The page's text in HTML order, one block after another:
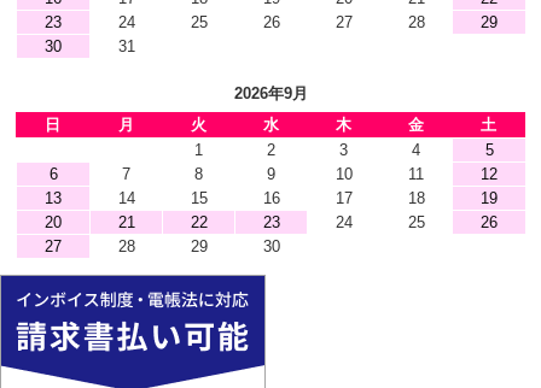
23
24 25 26 27 28
29
30
31
2026年9月
日
月 火 水 木 金
土
1
2 3 4
5
6
7 8 9 10 11
12
13
14 15 16 17 18
19
20
21 22 23 24 25
26
27
28 29 30